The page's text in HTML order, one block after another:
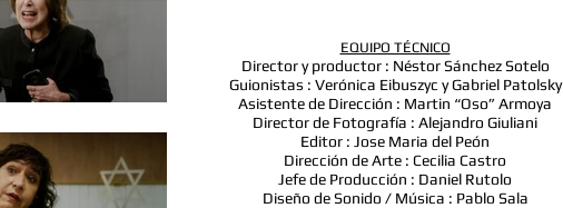
EQUIPO TÉCNICO
Director y productor : Néstor Sánchez Sotelo
Guionistas : Verónica Eibuszyc y Gabriel Patolsky
Asistente de Dirección : Martin “Oso” Armoya
Director de Fotografía : Alejandro Giuliani
Editor : Jose Maria del Peón
Dirección de Arte : Cecilia Castro
Jefe de Producción : Daniel Rutolo
Diseño de Sonido / Música : Pablo Sala